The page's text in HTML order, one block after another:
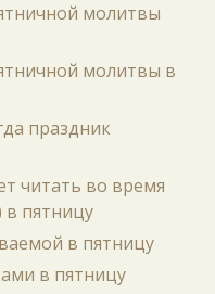
молитвы
молитвы в
праздник
читать во время
пятницу
в пятницу
в пятницу